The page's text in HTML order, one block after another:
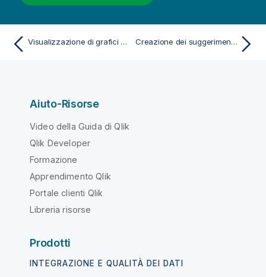
Visualizzazione di grafici diversi in base alle selezioni con un contenitore a schede Creazione dei suggerimenti a comparsa personalizzati
Aiuto-Risorse
Video della Guida di Qlik
Qlik Developer
Formazione
Apprendimento Qlik
Portale clienti Qlik
Libreria risorse
Prodotti
INTEGRAZIONE E QUALITÀ DEI DATI